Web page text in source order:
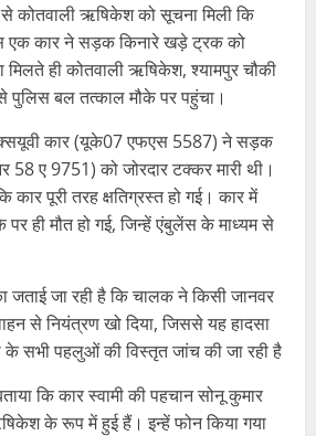
कोतवाली ऋषिकेश को सूचना मिली कि
एक कार ने सड़क किनारे खड़े ट्रक को
ही कोतवाली ऋषिकेश, श्यामपुर चौकी
पुलिस बल तत्काल मौके पर पहुंचा।
कार (यूके07 एफएस 5587) ने सड़क
ए 9751) को जोरदार टक्कर मारी थी।
कार पूरी तरह क्षतिग्रस्त हो गई। कार में
पर ही मौत हो गई, जिन्हें एंबुलेंस के माध्यम से
जा रही है कि चालक ने किसी जानवर
से नियंत्रण खो दिया, जिससे यह हादसा
के सभी पहलुओं की विस्तृत जांच की जा रही है
कि कार स्वामी की पहचान सोनू कुमार
के रूप में हुई हैं। इन्हें फोन किया गया